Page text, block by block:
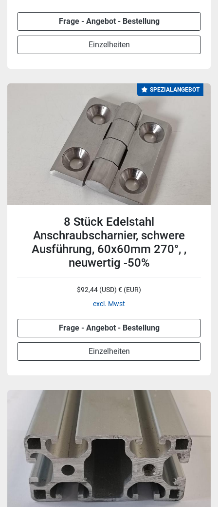
Frage - Angebot - Bestellung
Einzelheiten
SPEZIALANGEBOT
8 Stück Edelstahl
Anschraubscharnier, schwere
Ausführung, 60x60mm 270°, ,
neuwertig -50%
$92,44 (USD) € (EUR)
excl. Mwst
Frage - Angebot - Bestellung
Einzelheiten